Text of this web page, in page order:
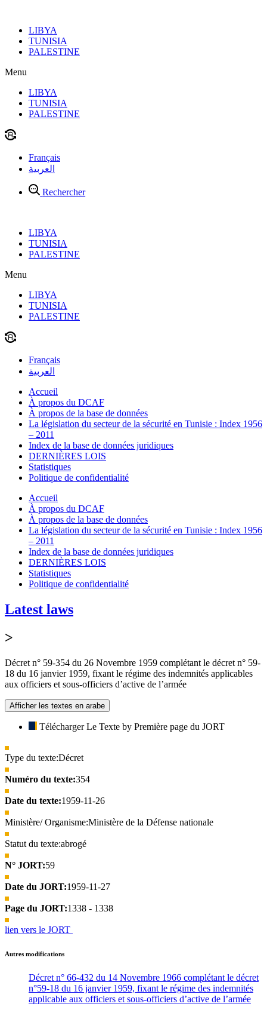
contenuLIBYA
TUNISIA
PALESTINE
Menu
LIBYA
TUNISIA
PALESTINE
Français
العربية
Rechercher
LIBYA
TUNISIA
PALESTINE
Menu
LIBYA
TUNISIA
PALESTINE
Français
العربية
Accueil
À propos du DCAF
À propos de la base de données
La législation du secteur de la sécurité en Tunisie : Index 1956
– 2011
Index de la base de données juridiques
DERNIÈRES LOIS
Statistiques
Politique de confidentialité
Accueil
À propos du DCAF
À propos de la base de données
La législation du secteur de la sécurité en Tunisie : Index 1956
– 2011
Index de la base de données juridiques
DERNIÈRES LOIS
Statistiques
Politique de confidentialité
Latest laws
>
Décret n° 59-354 du 26 Novembre 1959 complétant le décret n° 59-
18 du 16 janvier 1959, fixant le régime des indemnités applicables
aux officiers et sous-officiers d’active de l’armée
Afficher les textes en arabe
Télécharger Le Texte by Première page du JORT
Type du texte:Décret
Numéro du texte:354
Date du texte:1959-11-26
Ministère/ Organisme:Ministère de la Défense nationale
Statut du texte:abrogé
N° JORT:59
Date du JORT:1959-11-27
Page du JORT:1338 - 1338
lien vers le JORT
Autres modifications
Décret n° 66-432 du 14 Novembre 1966 complétant le décret
n°59-18 du 16 janvier 1959, fixant le régime des indemnités
applicable aux officiers et sous-officiers d’active de l’armée